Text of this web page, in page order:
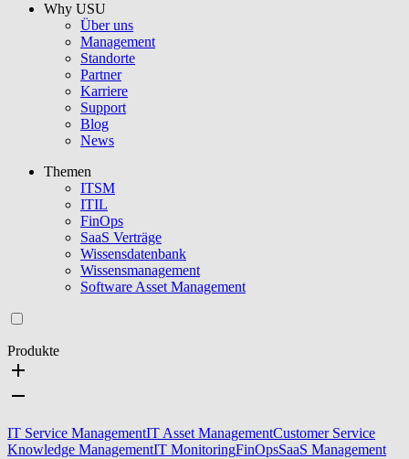
Why USU
Über uns
Management
Standorte
Partner
Karriere
Support
Blog
News
Themen
ITSM
ITIL
FinOps
SaaS Verträge
Wissensdatenbank
Wissensmanagement
Software Asset Management
Produkte
IT Service ManagementIT Asset ManagementCustomer Service
Knowledge ManagementIT MonitoringFinOpsSaaS Management